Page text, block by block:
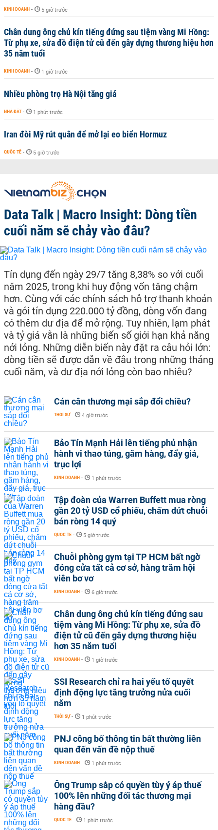
KINH DOANH - 5 giờ trước
Chân dung ông chủ kín tiếng đứng sau tiệm vàng Mi Hồng:
Từ phụ xe, sửa đồ điện tử cũ đến gây dựng thương hiệu hơn
35 năm tuổi
KINH DOANH - 1 giờ trước
Nhiều phòng trọ Hà Nội tăng giá
NHÀ ĐẤT - 1 phút trước
Iran đòi Mỹ rút quân để mở lại eo biển Hormuz
QUỐC TẾ - 5 giờ trước
Data Talk | Macro Insight: Dòng tiền
cuối năm sẽ chảy vào đâu?
Tín dụng đến ngày 29/7 tăng 8,38% so với cuối
năm 2025, trong khi huy động vốn tăng chậm
hơn. Cùng với các chính sách hỗ trợ thanh khoản
và gói tín dụng 220.000 tỷ đồng, dòng vốn đang
có thêm dư địa để mở rộng. Tuy nhiên, lạm phát
và tỷ giá vẫn là những biến số giới hạn khả năng
nới lỏng. Những diễn biến này đặt ra câu hỏi lớn:
dòng tiền sẽ được dẫn về đâu trong những tháng
cuối năm, và dư địa nới lỏng còn bao nhiêu?
Cán cân thương mại sắp đổi chiều?
THỜI SỰ - 4 giờ trước
Bảo Tín Mạnh Hải lên tiếng phủ nhận
hành vi thao túng, găm hàng, đẩy giá,
trục lợi
KINH DOANH - 1 phút trước
Tập đoàn của Warren Buffett mua ròng
gần 20 tỷ USD cổ phiếu, chấm dứt chuỗi
bán ròng 14 quý
QUỐC TẾ - 5 giờ trước
Chuỗi phòng gym tại TP HCM bất ngờ
đóng cửa tất cả cơ sở, hàng trăm hội
viên bơ vơ
KINH DOANH - 6 giờ trước
Chân dung ông chủ kín tiếng đứng sau
tiệm vàng Mi Hồng: Từ phụ xe, sửa đồ
điện tử cũ đến gây dựng thương hiệu
hơn 35 năm tuổi
KINH DOANH - 1 giờ trước
SSI Research chỉ ra hai yếu tố quyết
định động lực tăng trưởng nửa cuối
năm
THỜI SỰ - 1 phút trước
PNJ công bố thông tin bất thường liên
quan đến vấn đề nộp thuế
KINH DOANH - 1 phút trước
Ông Trump sắp có quyền tùy ý áp thuế
100% lên những đối tác thương mại
hàng đầu?
QUỐC TẾ - 1 phút trước